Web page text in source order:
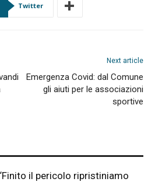
Twitter
Next article
Emergenza Covid: dal Comune
gli aiuti per le associazioni
sportive
il pericolo ripristiniamo